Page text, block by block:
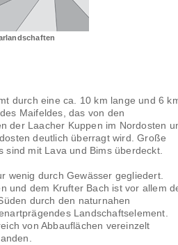
durch eine ca. 10 km lange und 6
Maifeldes, das von den
der Laacher Kuppen im Nordosten
deutlich überragt wird. Große
sind mit Lava und Bims überdeckt.
wenig durch Gewässer gegliedert.
und dem Krufter Bach ist vor allem
durch den naturnahen
Landschaftselement.
von Abbauflächen vereinzelt